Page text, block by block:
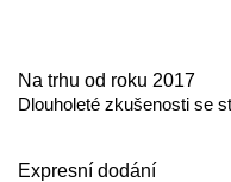
Na trhu od roku 2017
Dlouholeté zkušenosti se
Expresní dodání